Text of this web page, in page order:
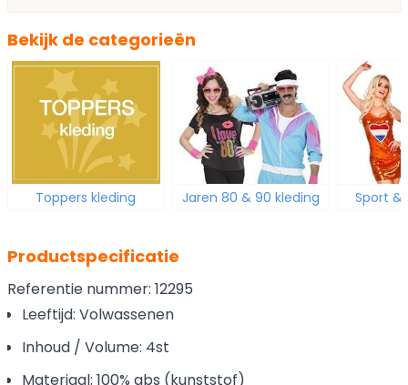
Bekijk de categorieën
Toppers kleding Jaren 80 & 90 kleding Sport &
Productspecificatie
Referentie nummer: 12295
Leeftijd: Volwassenen
Inhoud / Volume: 4st
Materiaal: 100% abs (kunststof)